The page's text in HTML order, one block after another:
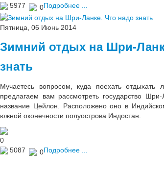
5977
0Подробнее ...
Пятница, 06 Июнь 2014
Зимний отдых на Шри-
знать
Мучаетесь вопросом, куда поехать
предлагаем вам рассмотреть государство
название Цейлон. Расположено оно в
южной оконечности полуострова Индостан.
0
5087
0Подробнее ...